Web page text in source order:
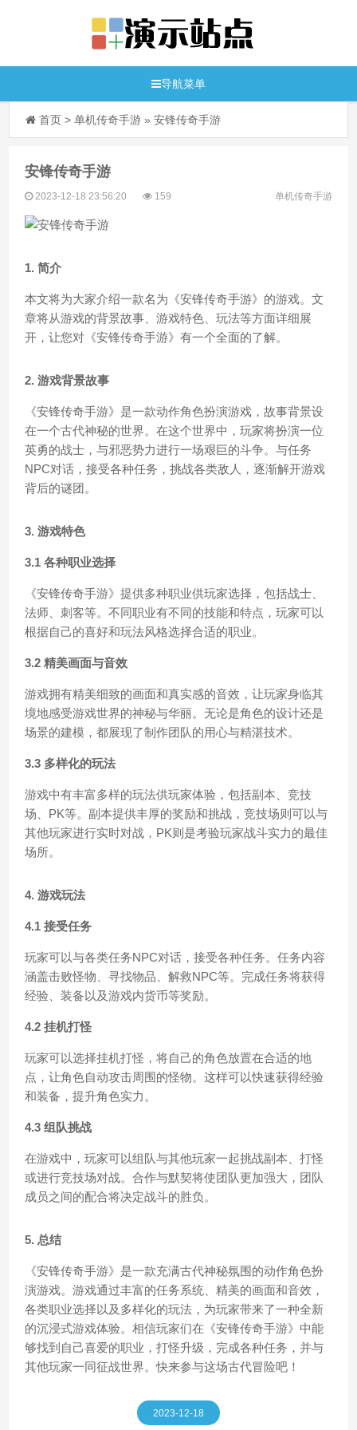
导航菜单
首页 >单机传奇手游 »安锋传奇手游
安锋传奇手游
2023-12-18 23:56:20 159 单机传奇手游
1. 简介
本文将为大家介绍一款名为《安锋传奇手游》的游戏。文
章将从游戏的背景故事、游戏特色、玩法等方面详细展
开，让您对《安锋传奇手游》有一个全面的了解。
2. 游戏背景故事
《安锋传奇手游》是一款动作角色扮演游戏，故事背景设
在一个古代神秘的世界。在这个世界中，玩家将扮演一位
英勇的战士，与邪恶势力进行一场艰巨的斗争。与任务
NPC对话，接受各种任务，挑战各类敌人，逐渐解开游戏
背后的谜团。
3. 游戏特色
3.1 各种职业选择
《安锋传奇手游》提供多种职业供玩家选择，包括战士、
法师、刺客等。不同职业有不同的技能和特点，玩家可以
根据自己的喜好和玩法风格选择合适的职业。
3.2 精美画面与音效
游戏拥有精美细致的画面和真实感的音效，让玩家身临其
境地感受游戏世界的神秘与华丽。无论是角色的设计还是
场景的建模，都展现了制作团队的用心与精湛技术。
3.3 多样化的玩法
游戏中有丰富多样的玩法供玩家体验，包括副本、竞技
场、PK等。副本提供丰厚的奖励和挑战，竞技场则可以与
其他玩家进行实时对战，PK则是考验玩家战斗实力的最佳
场所。
4. 游戏玩法
4.1 接受任务
玩家可以与各类任务NPC对话，接受各种任务。任务内容
涵盖击败怪物、寻找物品、解救NPC等。完成任务将获得
经验、装备以及游戏内货币等奖励。
4.2 挂机打怪
玩家可以选择挂机打怪，将自己的角色放置在合适的地
点，让角色自动攻击周围的怪物。这样可以快速获得经验
和装备，提升角色实力。
4.3 组队挑战
在游戏中，玩家可以组队与其他玩家一起挑战副本、打怪
或进行竞技场对战。合作与默契将使团队更加强大，团队
成员之间的配合将决定战斗的胜负。
5. 总结
《安锋传奇手游》是一款充满古代神秘氛围的动作角色扮
演游戏。游戏通过丰富的任务系统、精美的画面和音效，
各类职业选择以及多样化的玩法，为玩家带来了一种全新
的沉浸式游戏体验。相信玩家们在《安锋传奇手游》中能
够找到自己喜爱的职业，打怪升级，完成各种任务，并与
其他玩家一同征战世界。快来参与这场古代冒险吧！
2023-12-18